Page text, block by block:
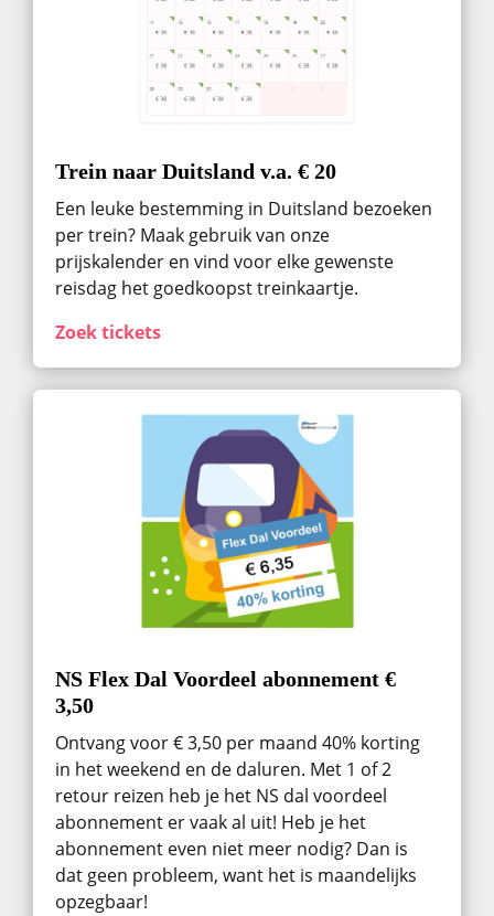
Trein naar Duitsland v.a. € 20
Een leuke bestemming in Duitsland bezoeken
per trein? Maak gebruik van onze
prijskalender en vind voor elke gewenste
reisdag het goedkoopst treinkaartje.
Zoek tickets
NS Flex Dal Voordeel abonnement €
3,50
Ontvang voor € 3,50 per maand 40% korting
in het weekend en de daluren. Met 1 of 2
retour reizen heb je het NS dal voordeel
abonnement er vaak al uit! Heb je het
abonnement even niet meer nodig? Dan is
dat geen probleem, want het is maandelijks
opzegbaar!